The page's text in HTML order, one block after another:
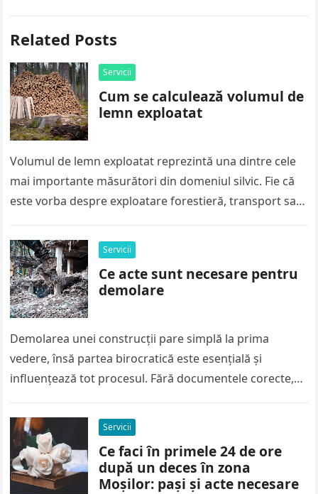
Related Posts
Servicii
Cum se calculează volumul de
lemn exploatat
Volumul de lemn exploatat reprezintă una dintre cele
mai importante măsurători din domeniul silvic. Fie că
este vorba despre exploatare forestieră, transport sau
Servicii
Ce acte sunt necesare pentru
demolare
Demolarea unei construcții pare simplă la prima
vedere, însă partea birocratică este esențială și
influențează tot procesul. Fără documentele corecte,
Servicii
Ce faci în primele 24 de ore
după un deces în zona
Moșilor: pași și acte necesare